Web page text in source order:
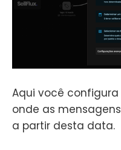
Aqui você
onde as
a partir desta data.